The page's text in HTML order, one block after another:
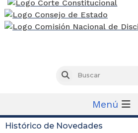
Buscar
Menú
Histórico de Novedades